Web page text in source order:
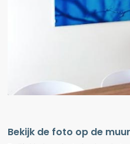
Bekijk de foto op de muur